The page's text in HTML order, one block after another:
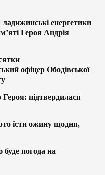
енергетики
Героя Андрія
офіцер Ободівської
підтвердилася
їсти ожину щодня,
погода на